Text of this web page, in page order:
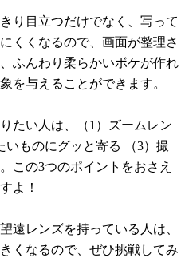
り目立つだけでなく、写って
くくなるので、画面が整理さ
ふんわり柔らかいボケが作れ
を与えることができます。
たい人は、（1）ズームレン
いものにグッと寄る （3）撮
この3つのポイントをおさえ
よ！
遠レンズを持っている人は、
くなるので、ぜひ挑戦してみ